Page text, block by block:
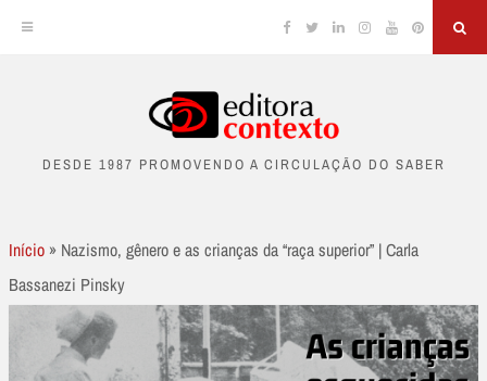
content
Facebook
TwitterLinkedinInstagram
YouTubePinterest
DESDE 1987 PROMOVENDO A CIRCULAÇÃO DO SABER
Início » Nazismo, gênero e as crianças da “raça superior” | Carla
Bassanezi Pinsky